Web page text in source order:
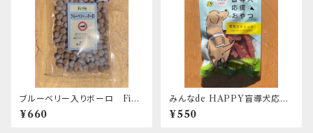
ブルーベリー入りボーロ Firs
t
¥660
みんなde HAPPY盲導犬応援
おやつ 馬肉スティック
¥550